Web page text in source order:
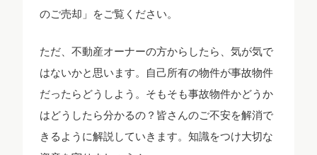
のご売却 」をご覧ください。
ただ、不動産オーナーの方からしたら、気が気で
はないかと思います。自己所有の物件が事故物件
だったらどうしよう。そもそも事故物件かどうか
はどうしたら分かるの？皆さんのご不安を解消で
きるように解説していきます。知識をつけ大切な